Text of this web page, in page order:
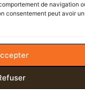
de navigation
consentement peut avoir